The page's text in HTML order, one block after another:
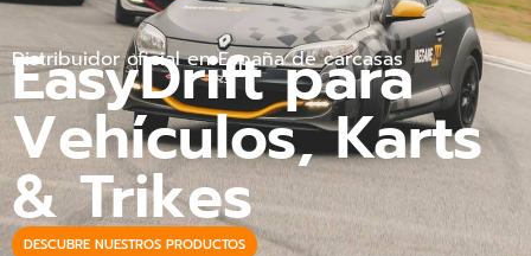
Distribuidor oficial en España de carcasas
EasyDrift para
Vehículos, Karts
& Trikes
DESCUBRE NUESTROS PRODUCTOS